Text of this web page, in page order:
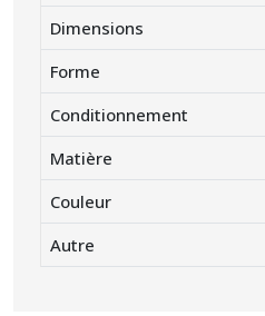
Dimensions
Forme
Conditionnement
Matière
Couleur
Autre